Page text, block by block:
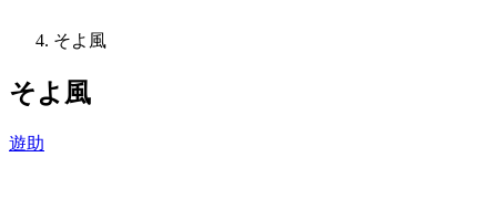
そよ風
そよ風
遊助